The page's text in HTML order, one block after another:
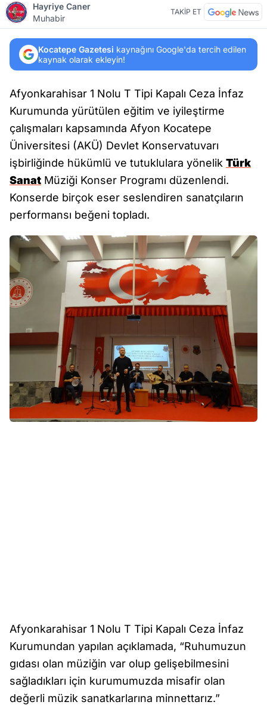
Hayriye Caner
Muhabir
TAKİP ET
Kocatepe Gazetesi kaynağını Google'da tercih edilen
kaynak olarak ekleyin!
Afyonkarahisar 1 Nolu T Tipi Kapalı Ceza İnfaz
Kurumunda yürütülen eğitim ve iyileştirme
çalışmaları kapsamında Afyon Kocatepe
Üniversitesi (AKÜ) Devlet Konservatuvarı
işbirliğinde hükümlü ve tutuklulara yönelik Türk
Sanat Müziği Konser Programı düzenlendi.
Konserde birçok eser seslendiren sanatçıların
performansı beğeni topladı.
Afyonkarahisar 1 Nolu T Tipi Kapalı Ceza İnfaz
Kurumundan yapılan açıklamada, “Ruhumuzun
gıdası olan müziğin var olup gelişebilmesini
sağladıkları için kurumumuzda misafir olan
değerli müzik sanatkarlarına minnettarız.”